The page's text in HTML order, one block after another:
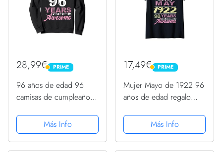
28,99€ PRIME
PRIME
96 años de edad 96
camisas de cumpleaños
vela Sudadera
Más Info
17,49€ PRIME
PRIME
Mujer Mayo de 1922 96
años de edad regalo
cumpleaños Camiseta
Cuello V
Más Info